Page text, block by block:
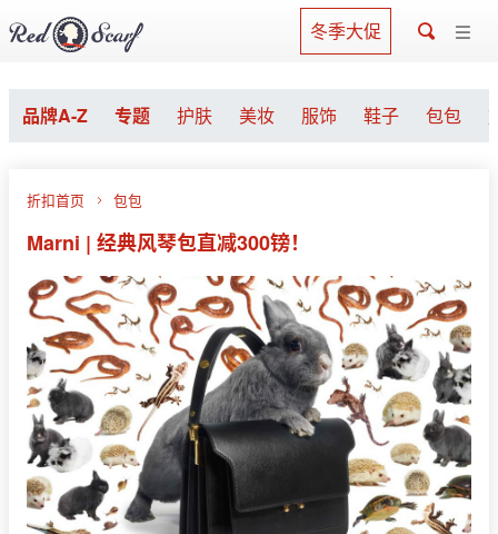
冬季大促
品牌A-Z 专题 护肤 美妆 服饰 鞋子 包包
折扣首页 包包
Marni | 经典风琴包直减300镑！